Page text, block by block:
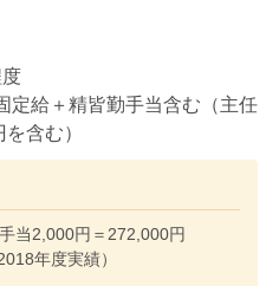
定給＋精皆勤手当含む（主任
含む）
当2,000円＝272,000円
年度実績）